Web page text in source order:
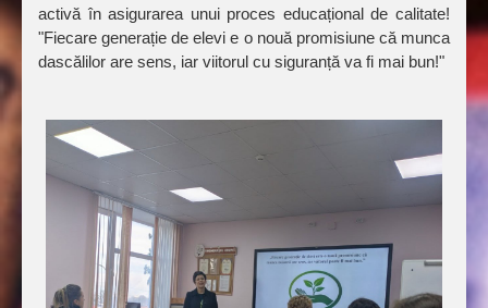
activă în asigurarea unui proces educațional de calitate!
"Fiecare generație de elevi e o nouă promisiune că munca
dascălilor are sens, iar viitorul cu siguranță va fi mai bun!"